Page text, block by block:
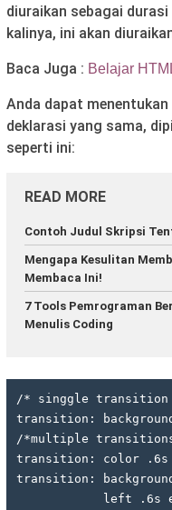
diuraikan sebagai
kalinya, ini akan
Baca Juga : Belajar
Anda dapat
deklarasi yang sama,
seperti ini:
READ MORE
Contoh Judul Skripsi
Mengapa Kesulitan
Membaca Ini!
7 Tools Pemrograman
Menulis Coding
/* singgle
transition:
/*multiple
transition: color .6s
transition: